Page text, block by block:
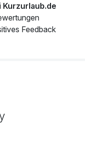
Führungen zu
Feedback